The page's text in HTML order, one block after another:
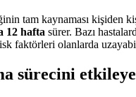
tam kaynaması kişiden
12 hafta sürer. Bazı
faktörleri olanlarda
sürecini